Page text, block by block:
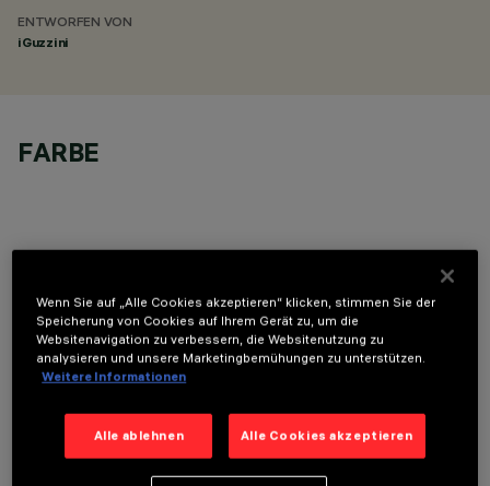
ENTWORFEN VON
iGuzzini
FARBE
OPTIONALE KOMPONENTEN
TECHNISCHE DATEN
Wenn Sie auf „Alle Cookies akzeptieren“ klicken, stimmen Sie der
Speicherung von Cookies auf Ihrem Gerät zu, um die
Websitenavigation zu verbessern, die Websitenutzung zu
analysieren und unsere Marketingbemühungen zu unterstützen.
Weitere Informationen
Alle ablehnen Alle Cookies akzeptieren